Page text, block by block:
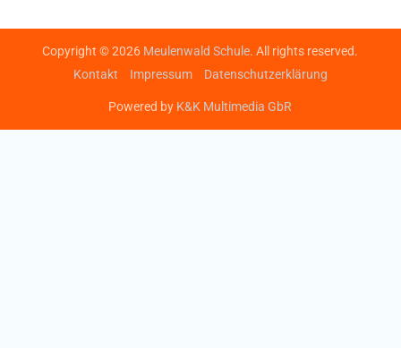
Copyright © 2026 Meulenwald Schule. All rights reserved.
Kontakt
Impressum Datenschutzerklärung
Powered by K&K Multimedia GbR